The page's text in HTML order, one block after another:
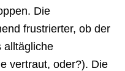
Die
frustrierter, ob der
alltägliche
vertraut, oder?). Die